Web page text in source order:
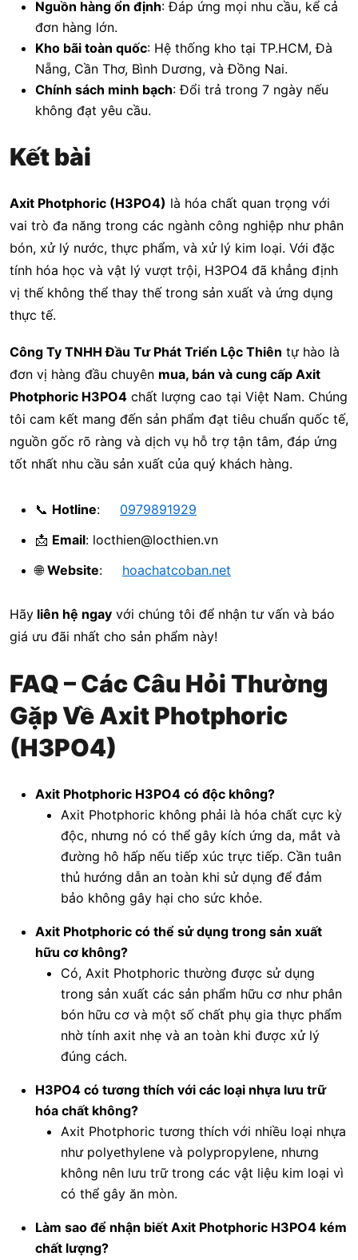
Nguồn hàng ổn định: Đáp ứng mọi nhu cầu, kể cả
đơn hàng lớn.
Kho bãi toàn quốc: Hệ thống kho tại TP.HCM, Đà
Nẵng, Cần Thơ, Bình Dương, và Đồng Nai.
Chính sách minh bạch: Đổi trả trong 7 ngày nếu
không đạt yêu cầu.
Kết bài
Axit Photphoric (H3PO4) là hóa chất quan trọng với
vai trò đa năng trong các ngành công nghiệp như phân
bón, xử lý nước, thực phẩm, và xử lý kim loại. Với đặc
tính hóa học và vật lý vượt trội, H3PO4 đã khẳng định
vị thế không thể thay thế trong sản xuất và ứng dụng
thực tế.
Công Ty TNHH Đầu Tư Phát Triển Lộc Thiên tự hào là
đơn vị hàng đầu chuyên mua, bán và cung cấp Axit
Photphoric H3PO4 chất lượng cao tại Việt Nam. Chúng
tôi cam kết mang đến sản phẩm đạt tiêu chuẩn quốc tế,
nguồn gốc rõ ràng và dịch vụ hỗ trợ tận tâm, đáp ứng
tốt nhất nhu cầu sản xuất của quý khách hàng.
📞 Hotline:
0979891929
📩 Email: locthien@locthien.vn
🌐Website: hoachatcoban.net
Hãy liên hệ ngay với chúng tôi để nhận tư vấn và báo
giá ưu đãi nhất cho sản phẩm này!
FAQ – Các Câu Hỏi Thường
Gặp Về Axit Photphoric
(H3PO4)
Axit Photphoric H3PO4 có độc không?
Axit Photphoric không phải là hóa chất cực kỳ
độc, nhưng nó có thể gây kích ứng da, mắt và
đường hô hấp nếu tiếp xúc trực tiếp. Cần tuân
thủ hướng dẫn an toàn khi sử dụng để đảm
bảo không gây hại cho sức khỏe.
Axit Photphoric có thể sử dụng trong sản xuất
hữu cơ không?
Có, Axit Photphoric thường được sử dụng
trong sản xuất các sản phẩm hữu cơ như phân
bón hữu cơ và một số chất phụ gia thực phẩm
nhờ tính axit nhẹ và an toàn khi được xử lý
đúng cách.
H3PO4 có tương thích với các loại nhựa lưu trữ
hóa chất không?
Axit Photphoric tương thích với nhiều loại nhựa
như polyethylene và polypropylene, nhưng
không nên lưu trữ trong các vật liệu kim loại vì
có thể gây ăn mòn.
Làm sao để nhận biết Axit Photphoric H3PO4 kém
chất lượng?